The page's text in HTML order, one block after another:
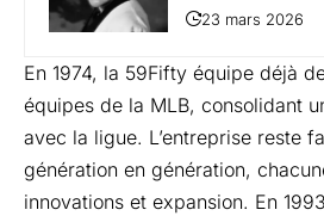
23 mars 2026
En 1974, la 59Fifty équipe déjà
équipes de la MLB, consolidant
avec la ligue. L’entreprise reste
génération en génération,
innovations et expansion. En